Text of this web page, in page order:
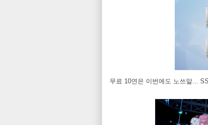
무료 10연은 이번에도 노쓰알...